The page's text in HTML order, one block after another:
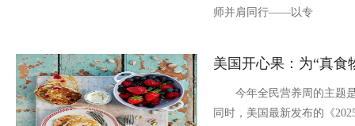
师并肩同行——以专
美国开心果：为“真食
今年全民营养周的主题是
同时，美国最新发布的《